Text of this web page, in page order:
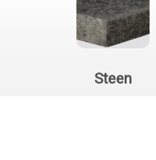
Steen